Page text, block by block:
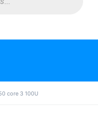
core 3 100U